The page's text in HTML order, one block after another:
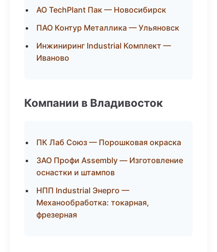
АО TechPlant Пак — Новосибирск
ПАО Контур Металлика — Ульяновск
Инжиниринг Industrial Комплект —
Иваново
Компании в Владивосток
ПК Лаб Союз — Порошковая окраска
ЗАО Профи Assembly — Изготовление
оснастки и штампов
НПП Industrial Энерго —
Механообработка: токарная,
фрезерная